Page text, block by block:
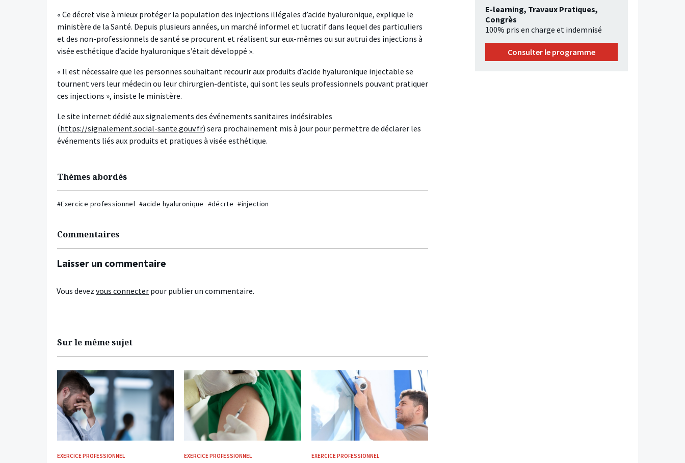
« Ce décret vise à mieux protéger la population des injections illégales d’acide hyaluronique, explique le
ministère de la Santé. Depuis plusieurs années, un marché informel et lucratif dans lequel des particuliers
et des non-professionnels de santé se procurent et réalisent sur eux-mêmes ou sur autrui des injections à
visée esthétique d’acide hyaluronique s’était développé ».
« Il est nécessaire que les personnes souhaitant recourir aux produits d’acide hyaluronique injectable se
tournent vers leur médecin ou leur chirurgien-dentiste, qui sont les seuls professionnels pouvant pratiquer
ces injections », insiste le ministère.
Le site internet dédié aux signalements des événements sanitaires indésirables
(https://signalement.social-sante.gouv.fr) sera prochainement mis à jour pour permettre de déclarer les
événements liés aux produits et pratiques à visée esthétique.
Thèmes abordés
#Exercice professionnel #acide hyaluronique #décrte #injection
Commentaires
Laisser un commentaire
Vous devez vous connecter pour publier un commentaire.
Sur le même sujet
EXERCICE PROFESSIONNEL EXERCICE PROFESSIONNEL EXERCICE PROFESSIONNEL
E-learning, Travaux Pratiques,
Congrès
100% pris en charge et indemnisé
Consulter le programme